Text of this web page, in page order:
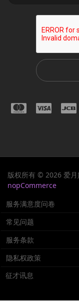
版权所有 © 2026 爱月
nopCommerce
服务满意度问卷
常见问题
服务条款
隐私权政策
征才讯息